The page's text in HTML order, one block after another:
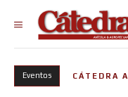
Eventos CÁTEDRA